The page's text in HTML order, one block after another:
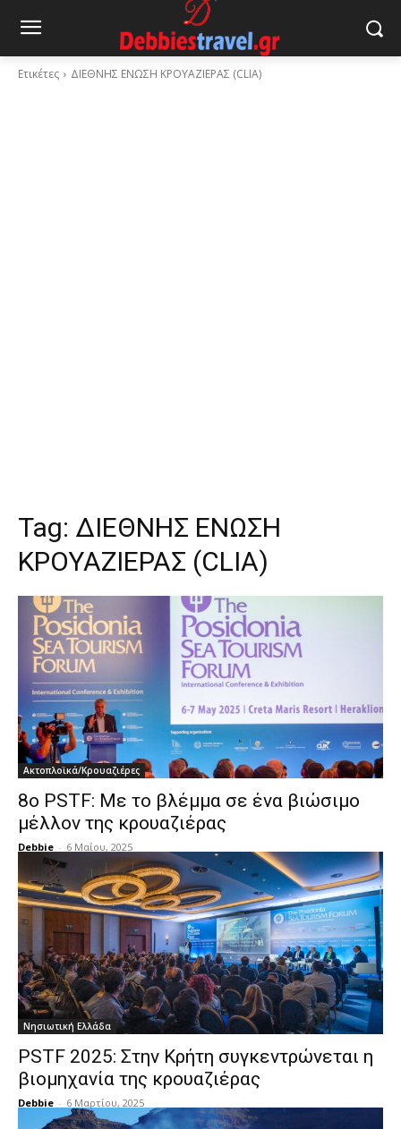
Ετικέτες ΔΙΕΘΝΗΣ ΕΝΩΣΗ ΚΡΟΥΑΖΙΕΡΑΣ (CLIA)
Tag: ΔΙΕΘΝΗΣ ΕΝΩΣΗ
ΚΡΟΥΑΖΙΕΡΑΣ (CLIA)
Ακτοπλοϊκά/Κρουαζιέρες
8ο PSTF: Με το βλέμμα σε ένα βιώσιμο
μέλλον της κρουαζιέρας
Debbie - 6 Μαΐου, 2025
Νησιωτική Ελλάδα
PSTF 2025: Στην Κρήτη συγκεντρώνεται η
βιομηχανία της κρουαζιέρας
Debbie - 6 Μαρτίου, 2025